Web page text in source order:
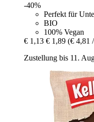
-40%
Perfekt für
BIO
100% Vegan
€ 1,13 € 1,89 (€ 4,81
Zustellung bis 11.